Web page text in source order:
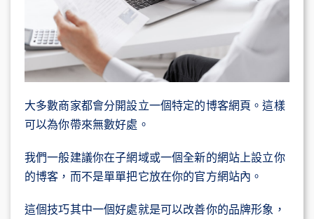
大多數商家都會分開設立一個特定的博客網頁。這樣
可以為你帶來無數好處。
我們一般建議你在子網域或一個全新的網站上設立你
的博客，而不是單單把它放在你的官方網站內。
這個技巧其中一個好處就是可以改善你的品牌形象，